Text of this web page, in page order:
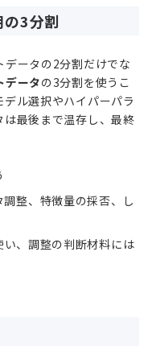
3分割
ータの2分割だけでな
データの3分割を使うこ
ル選択やハイパーパラ
最後まで温存し、最終
調整、特徴量の採否、し
い、調整の判断材料には